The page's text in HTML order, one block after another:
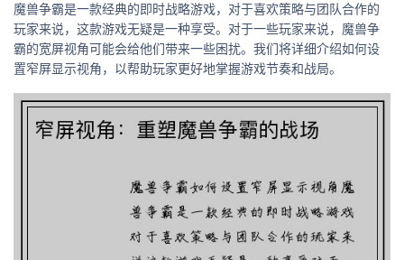
魔兽争霸是一款经典的即时战略游戏，对于喜欢策略与团队合作的
玩家来说，这款游戏无疑是一种享受。对于一些玩家来说，魔兽争
霸的宽屏视角可能会给他们带来一些困扰。我们将详细介绍如何设
置窄屏显示视角，以帮助玩家更好地掌握游戏节奏和战局。